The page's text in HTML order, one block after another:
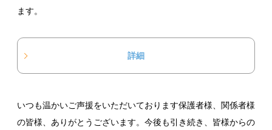
ます。
詳細
いつも温かいご声援をいただいております保護者様、関係者様
の皆様、ありがとうございます。今後も引き続き、皆様からの